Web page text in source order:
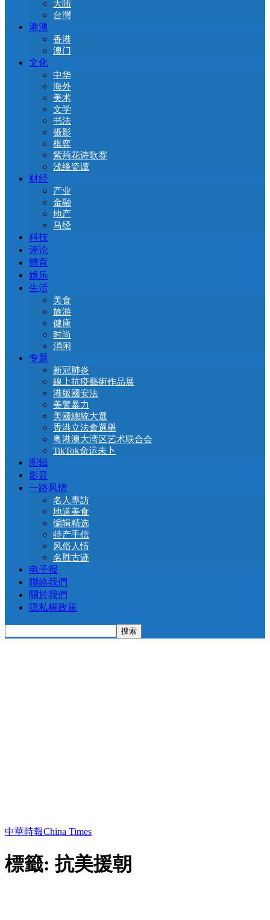
大陆
台灣
港澳
香港
澳门
文化
中华
海外
美术
文学
书法
摄影
棋弈
紫荊花诗歌赛
浅绛瓷谭
财经
产业
金融
地产
马经
科技
评论
體育
娛乐
生活
美食
旅游
健康
时尚
消闲
专题
新冠肺炎
線上抗疫藝術作品展
港版國安法
美警暴力
美國總統大選
香港立法會選舉
粤港澳大湾区艺术联合会
TikTok命运未卜
图辑
影音
一路风情
名人專訪
地道美食
编辑精选
特产手信
风俗人情
名胜古迹
电子报
聯絡我們
關於我們
隱私權政策
中華時報China Times
標籤: 抗美援朝